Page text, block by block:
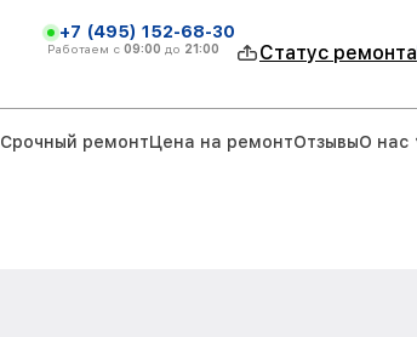
+7 (495) 152-68-30
Работаем с 09:00 до 21:00 Статус ремонта
Срочный ремонтЦена на ремонтОтзывыО нас